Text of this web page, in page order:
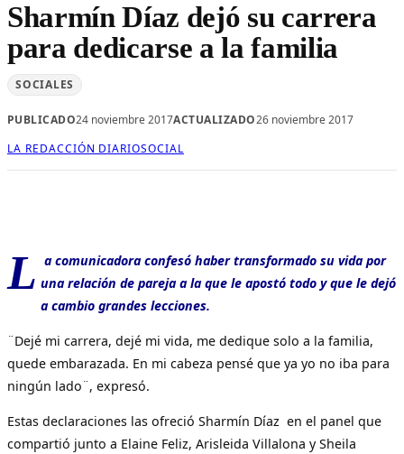
Sharmín Díaz dejó su carrera
para dedicarse a la familia
SOCIALES
PUBLICADO24 noviembre 2017ACTUALIZADO26 noviembre 2017
LA REDACCIÓN DIARIOSOCIAL
L a comunicadora confesó haber transformado su vida por
una relación de pareja a la que le apostó todo y que le dejó
a cambio grandes lecciones.
¨Dejé mi carrera, dejé mi vida, me dedique solo a la familia,
quede embarazada. En mi cabeza pensé que ya yo no iba para
ningún lado¨, expresó.
Estas declaraciones las ofreció Sharmín Díaz en el panel que
compartió junto a Elaine Feliz, Arisleida Villalona y Sheila